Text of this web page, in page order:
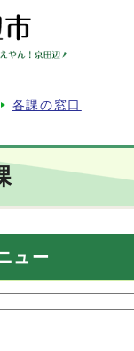
各課の窓口
ュー